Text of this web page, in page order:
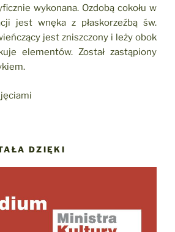
wykonana. Ozdobą cokołu w
jest wnęka z płaskorzeźbą św.
jest zniszczony i leży obok
elementów. Został zastąpiony
DZIĘKI